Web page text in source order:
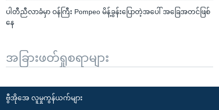
ပါတီညီလာခံမှာ ဝန်ကြီး Pompeo မိန့်ခွန်းပြောတဲ့အပေါ် အခြေအတင်ဖြစ်
နေ
အခြားဖတ်ရှုစရာများ
ဗွီအိုအေ လူမှုကွန်ယက်များ